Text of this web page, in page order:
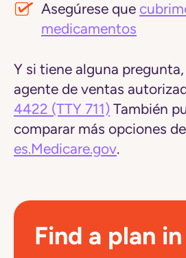
Asegúrese que
medicamentos
Y si tiene alguna
agente de ventas
4422 (TTY 711) También
comparar más opciones
es.Medicare.gov.
Find a plan